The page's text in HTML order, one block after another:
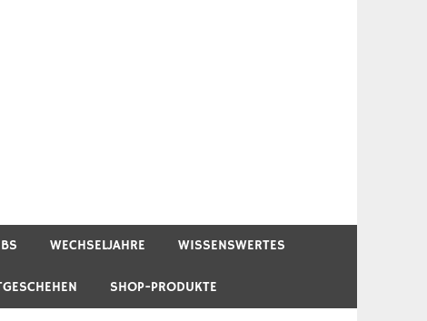
WECHSELJAHRE WISSENSWERTES
SHOP-PRODUKTE